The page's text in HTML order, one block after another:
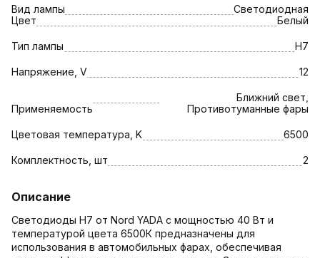
Вид лампы
Светодиодная
Цвет
Белый
Тип лампы H7
Напряжение, V 12
Применяемость
Ближний свет,
Противотуманные фары
Цветовая температура, K 6500
Комплектность, шт 2
Описание
Светодиоды Н7 от Nord YADA с мощностью 40 Вт и
температурой цвета 6500К предназначены для
использования в автомобильных фарах, обеспечивая